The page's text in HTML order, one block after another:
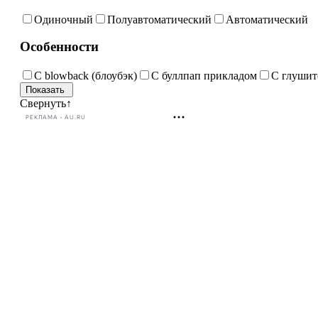
Одиночный Полуавтоматический Автоматический
Особенности
С blowback (блоубэк) С буллпап прикладом С
Свернуть↑
РЕКЛАМА • AU.RU